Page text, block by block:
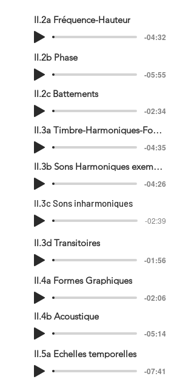
II.2a Fréquence-Hauteur
-04:32
II.2b Phase
-05:55
II.2c Battements
-02:34
II.3c Sons inharmoniques
-02:39
II.3d Transitoires
-01:56
II.4a Formes Graphiques
-02:06
II.4b Acoustique
-05:14
II.5a Echelles temporelles
-07:41
II.3a Timbre-Harmoniques-Fourier
-04:35
II.3b Sons Harmoniques exemples-formants
-04:26